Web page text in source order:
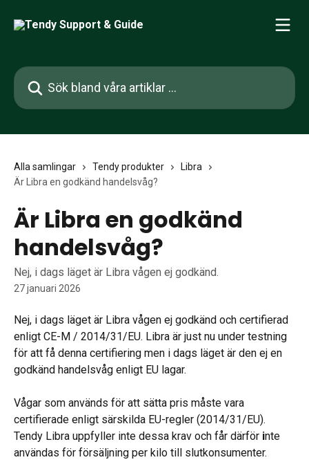
Sök bland våra artiklar …
Alla samlingar Tendy produkter
Libra
Är Libra en godkänd handelsvåg?
Är Libra en godkänd
handelsvåg?
Nej, i dags läget är Libra vågen ej godkänd.
27 januari 2026
Nej, i dags läget är Libra vågen ej godkänd och certifierad
enligt CE-M / 2014/31/EU. Libra är just nu under testning
för att få denna certifiering men i dags läget är den ej en
godkänd handelsvåg enligt EU lagar.
Vågar som används för att sätta pris måste vara
certifierade enligt särskilda EU-regler (2014/31/EU).
Tendy Libra uppfyller inte dessa krav och får därför inte
användas för försäljning per kilo till slutkonsumenter.